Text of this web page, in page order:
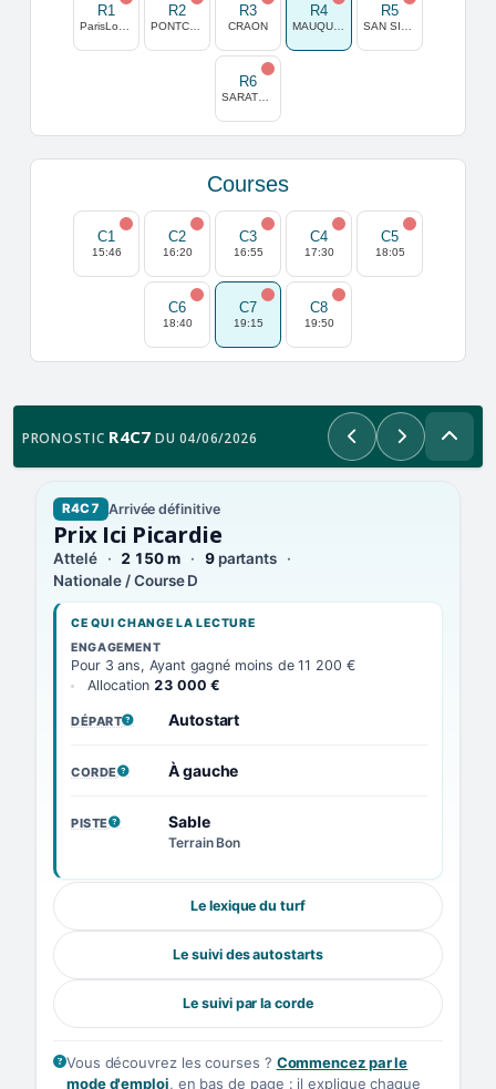
R1 R2 R3
CRAON
R4 R5
R6
Courses
C1
15:46
C2
16:20
C3
16:55
C4
17:30
C5
18:05
C6
18:40
C7
19:15
C8
19:50
PRONOSTIC R4C7 DU 04/06/2026 PrécédentSuivant
R4C7 Arrivée définitive
Prix Ici Picardie
Attelé 2 150 m 9partants
Nationale / Course D
CE QUI CHANGE LA LECTURE
ENGAGEMENT
Pour 3 ans, Ayant gagné moins de 11 200 €
Allocation 23 000 €
DÉPART
, VOIR LA DÉFINITIONAutostart
CORDE
, VOIR LA DÉFINITION
À gauche
PISTE
, VOIR LA DÉFINITION
Sable
Terrain Bon
Le lexique du turf
Le suivi des autostarts
Le suivi par la corde
Vous découvrez les courses ? Commencez par le
mode d'emploi, en bas de page : il explique chaque